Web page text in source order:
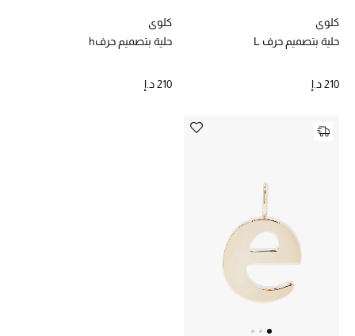
كلوي
حلية بتصميم حرف L
210 د.إ
كلوي
حلية بتصميم حرفh
210 د.إ